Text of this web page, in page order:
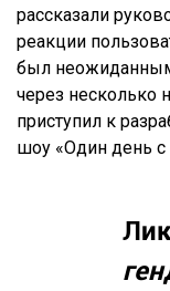
рассказали
реакции
был
через несколько
приступил к
шоу «Один день с